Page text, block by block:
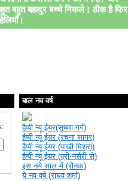
बहुत बहादुर बच्चे निकले। ठीक है फिर
बाल नव वर्ष
हैप्पी न्यू ईयर(सुषमा गर्ग)
हैप्पी न्यू ईयर (रचना सागर)
हैप्पी न्यू ईयर (पाखी मिश्रा)
हैप्पी न्यू ईयर (प्री-नर्सरी से)
इस नये साल में (रौनक)
ये नव वर्ष (राघव शर्मा)